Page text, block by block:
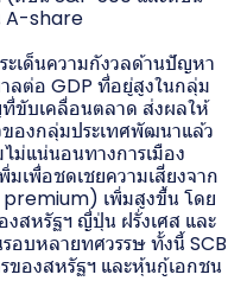
A-share
ด็นความกังวลด้านปัญหา
ลต่อ GDP ที่อยู่สูงในกลุ่ม
ขับเคลื่อนตลาด ส่งผลให้
องกลุ่มประเทศพัฒนาแล้ว
ม่แน่นอนทางการเมือง
เพื่อชดเชยความเสี่ยงจาก
premium) เพิ่มสูงขึ้น โดย
สหรัฐฯ ญี่ปุ่น ฝรั่งเศส และ
อบหลายทศวรรษ ทั้งนี้ SCB
ของสหรัฐฯ และหุ้นกู้เอกชน